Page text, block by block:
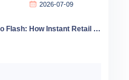
2026-07-09
Meituan Flash Shopping vs Taobao Flash: How Instant Retail is Reshaping China Consumer Habits